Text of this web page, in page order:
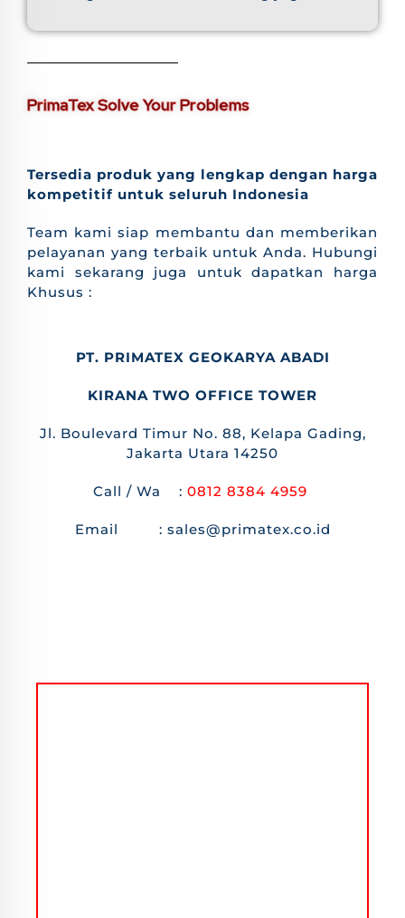
PrimaTex Solve Your Problems
Tersedia produk yang lengkap dengan harga
kompetitif untuk seluruh Indonesia
Team kami siap membantu dan memberikan
pelayanan yang terbaik untuk Anda. Hubungi
kami sekarang juga untuk dapatkan harga
Khusus :
PT. PRIMATEX GEOKARYA ABADI
KIRANA TWO OFFICE TOWER
Jl. Boulevard Timur No. 88, Kelapa Gading,
Jakarta Utara 14250
Call / Wa : 0812 8384 4959
Email : sales@primatex.co.id